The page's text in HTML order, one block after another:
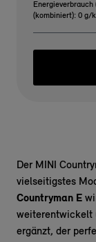
(kombiniert): 0 g/
Der MINI
vielseitigstes
Countryman E
weiterentwickelt
ergänzt, der